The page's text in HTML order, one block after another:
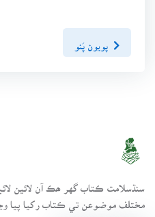
پويون پَنو
مختلف موضوعن تي ڪتاب رکيا پيا